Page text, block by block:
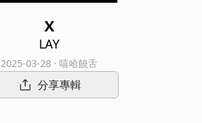
X
LAY
2025-03-28 · 嘻哈饒舌
分享專輯